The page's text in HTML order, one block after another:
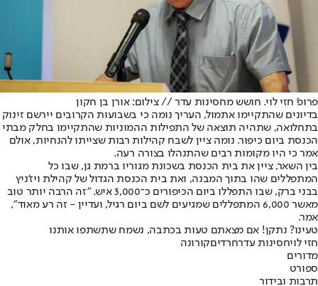
פרופ' חזי לוי. חושש מחסינות עדר // צילום: אורן בן חקון
בדיונים שהתקיימו אתמול, העריך נומה כי בשבועות הקרובים יירשם זינוק
בתחלואה, שתהיה תוצאה של התפילות ההמוניות שהתקיימו בחלק מבתי
הכנסת ביום כיפור. נומה ציין לשבח קהילות רבות שצייתו להנחיות, אולם
אמר כי היו מקומות רבים שהתנהלו בצורה רעה.
בין השאר, ציין את בית הכנסת בשכונת מגוריו ברמת גן, שבו כל
המתפללים שהו בתוך המבנה, ואת בית הכנסת הגדול של קהילת ויז'ניץ
בבני ברק, שבו התפללו ביום הכיפורים כ־3,000 איש. "זה הרבה יותר טוב
מאשר 6,000 המתפללים שמגיעים לשם ביום רגיל, ועדיין - זה רע מאוד",
אמר.
טעינו? נתקן! אם מצאתם טעות בכתבה, נשמח שתשתפו אותנו
חזי לויחסינות עדרחרדיםקורונה
מדורים
ספורט
תרבות ובידור